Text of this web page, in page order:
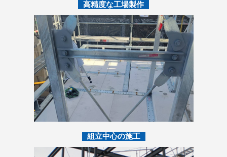
高精度な工場製作
組立中心の施工